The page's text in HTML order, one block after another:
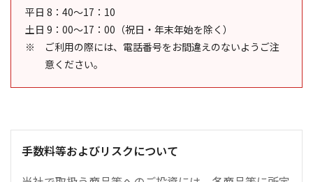
平日 8：40～17：10
土日 9：00～17：00（祝日・年末年始を除く）
ご利用の際には、電話番号をお間違えのないようご注
意ください。
手数料等およびリスクについて